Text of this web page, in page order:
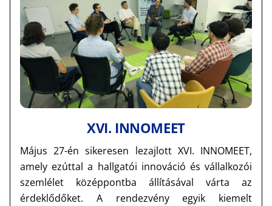
XVI. INNOMEET
Május 27-én sikeresen lezajlott XVI. INNOMEET,
amely ezúttal a hallgatói innováció és vállalkozói
szemlélet középpontba állításával várta az
érdeklődőket. A rendezvény egyik kiemelt